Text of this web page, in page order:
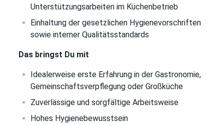
Unterstützungsarbeiten im Küchenbetrieb
Einhaltung der gesetzlichen Hygienevorschriften
sowie interner Qualitätsstandards
Das bringst Du mit
Idealerweise erste Erfahrung in der Gastronomie,
Gemeinschaftsverpflegung oder Großküche
Zuverlässige und sorgfältige Arbeitsweise
Hohes Hygienebewusstsein